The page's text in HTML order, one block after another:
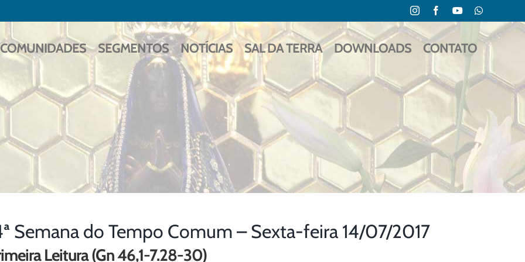
InstagramFacebookYouTubeWhatsApp
COMUNIDADES SEGMENTOS NOTÍCIAS SAL DA TERRA DOWNLOADS CONTATO
Semana do Tempo Comum – Sexta-feira 14/07/2017
Leitura (Gn 46,1-7.28-30)